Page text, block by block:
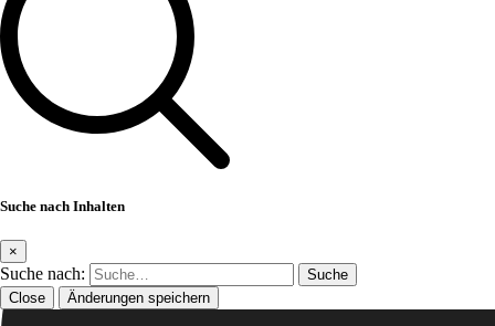
Suche nach Inhalten
×
Suche nach:
Close Änderungen speichern